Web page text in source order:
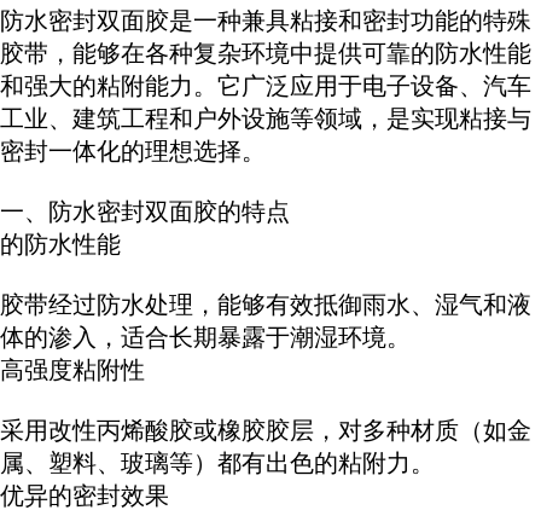
防水密封双面胶是一种兼具粘接和密封功能的特殊
胶带，能够在各种复杂环境中提供可靠的防水性能
和强大的粘附能力。它广泛应用于电子设备、汽车
工业、建筑工程和户外设施等领域，是实现粘接与
密封一体化的理想选择。
一、防水密封双面胶的特点
的防水性能
胶带经过防水处理，能够有效抵御雨水、湿气和液
体的渗入，适合长期暴露于潮湿环境。
高强度粘附性
采用改性丙烯酸胶或橡胶胶层，对多种材质（如金
属、塑料、玻璃等）都有出色的粘附力。
优异的密封效果